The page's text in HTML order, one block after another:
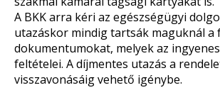
A BKK arra kéri az egészségügyi
utazáskor mindig tartsák maguknál a
dokumentumokat, melyek az
feltételei. A díjmentes utazás a
visszavonásáig vehető igénybe.